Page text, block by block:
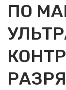
ПО